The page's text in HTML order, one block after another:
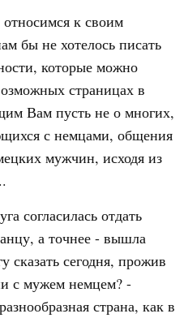
к своим
бы не хотелось писать
которые можно
страницах в
Вам пусть не о многих,
с немцами, общения
мужчин, исходя из
согласилась отдать
а точнее - вышла
сказать сегодня, прожив
с мужем немцем? -
страна, как в